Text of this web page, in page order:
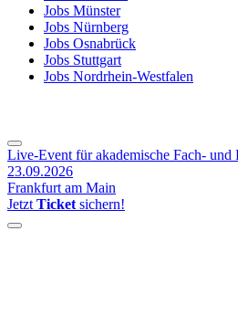
Jobs Münster
Jobs Nürnberg
Jobs Osnabrück
Jobs Stuttgart
Jobs Nordrhein-Westfalen
Live-Event für akademische Fach- und
23.09.2026
Frankfurt am Main
Jetzt Ticket sichern!